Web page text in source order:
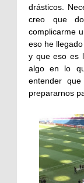
drásticos.
creo que
complicarme
eso he
y que eso es
algo en lo
entender
prepararnos